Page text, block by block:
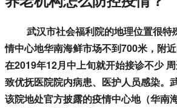
武汉市社会福利院的地理位置很特
情中心地华南海鲜市场不到700米，附
在2019年12月中上旬就开始接诊不少
致优抚医院院内病患、医护人员感染。
该院地处官方披露的疫情中心地（华南